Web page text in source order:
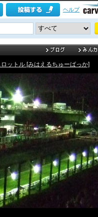
ヘルプ
ットル [みはえるちゅーばっか]